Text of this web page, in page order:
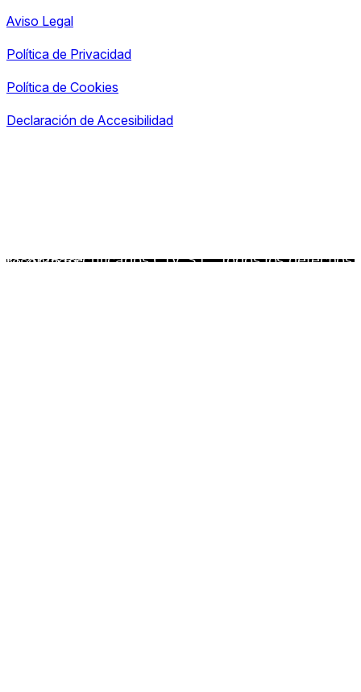
Aviso Legal
Política de Privacidad
Política de Cookies
Declaración de Accesibilidad
© 2026 Rectificados CTV, S.L.. Todos los derechos reservados.